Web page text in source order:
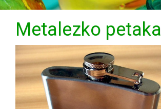
Metalezko petaka